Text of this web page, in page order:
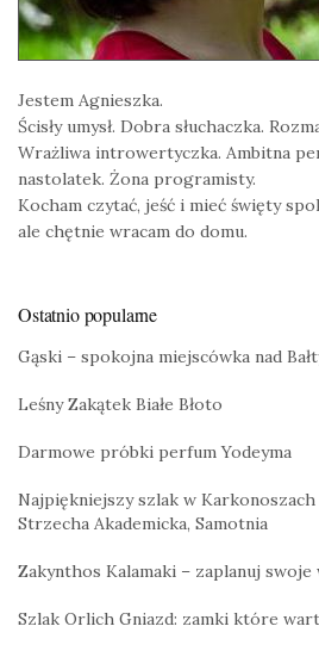
Jestem Agnieszka.
Ścisły umysł. Dobra słuchaczka.
Wrażliwa introwertyczka. Ambitna
nastolatek. Żona programisty.
Kocham czytać, jeść i mieć święty
ale chętnie wracam do domu.
Ostatnio popularne
Gąski – spokojna miejscówka nad
Leśny Zakątek Białe Błoto
Darmowe próbki perfum Yodeyma
Najpiękniejszy szlak w Karkonoszach
Strzecha Akademicka, Samotnia
Zakynthos Kalamaki – zaplanuj swoje
Szlak Orlich Gniazd: zamki które